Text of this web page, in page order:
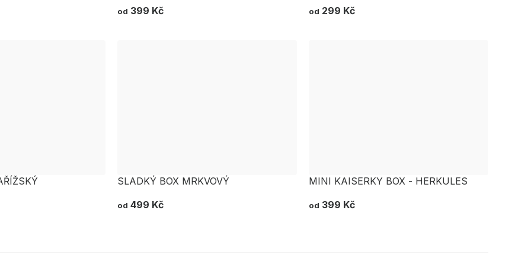
od 399 Kč od 299 Kč
SLADKÝ BOX MRKVOVÝ
od 499 Kč
MINI KAISERKY BOX - HERKULES
od 399 Kč